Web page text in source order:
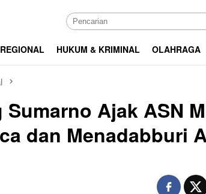
REGIONAL HUKUM & KRIMINAL OLAHRAGA
Sumarno Ajak ASN
dan Menadabburi